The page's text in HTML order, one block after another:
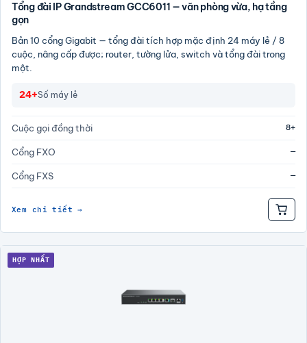
Tổng đài IP Grandstream GCC6011 — văn phòng vừa, hạ tầng
gọn
Bản 10 cổng Gigabit — tổng đài tích hợp mặc định 24 máy lẻ / 8
cuộc, nâng cấp được; router, tường lửa, switch và tổng đài trong
một.
24+Số máy lẻ
Cuộc gọi đồng thời 8+
Cổng FXO —
Cổng FXS —
Xem chi tiết →
HỢP NHẤT